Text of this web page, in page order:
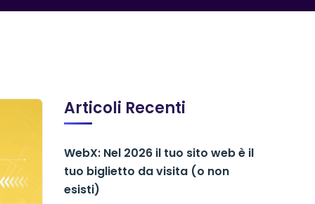
Articoli Recenti
WebX: Nel 2026 il tuo sito web è il
tuo biglietto da visita (o non
esisti)